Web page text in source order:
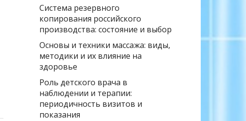
Система резервного
копирования российского
производства: состояние и выбор
Основы и техники массажа: виды,
методики и их влияние на
здоровье
Роль детского врача в
наблюдении и терапии:
периодичность визитов и
показания